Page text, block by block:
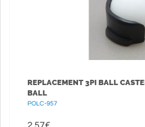
REPLACEMENT 3PI BALL
BALL
POLC-957